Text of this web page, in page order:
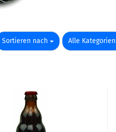
Sortieren nach
Sortieren nach Alle Kategorien
pro Seite